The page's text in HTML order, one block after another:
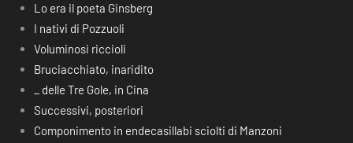
Lo era il poeta Ginsberg
I nativi di Pozzuoli
Voluminosi riccioli
Bruciacchiato, inaridito
_ delle Tre Gole, in Cina
Successivi, posteriori
Componimento in endecasillabi sciolti di Manzoni